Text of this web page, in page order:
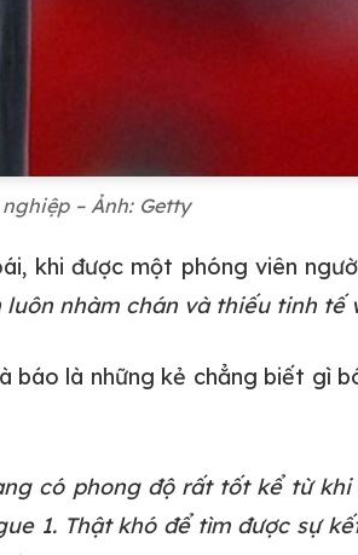
– Ảnh: Getty
khi được một phóng viên
luôn nhàm chán và thiếu tinh tế
báo là những kẻ chẳng biết gì
có phong độ rất tốt kể từ
1. Thật khó để tìm được sự